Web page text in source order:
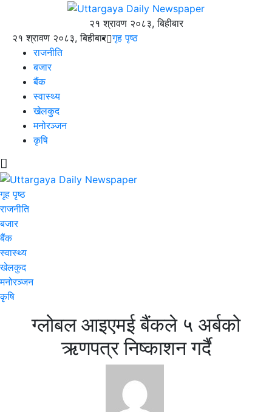
२१ श्रावण २०८३, बिहीबार
२१ श्रावण २०८३, बिहीबार गृह पृष्ठ
राजनीति
बजार
बैंक
स्वास्थ्य
खेलकुद
मनोरञ्जन
कृषि
गृह पृष्ठ
राजनीति
बजार
बैंक
स्वास्थ्य
खेलकुद
मनोरञ्जन
कृषि
ग्लोबल आइएमई बैंकले ५ अर्बको
ऋणपत्र निष्काशन गर्दै